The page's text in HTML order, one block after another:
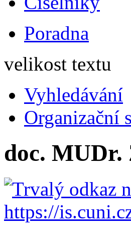
Poradna
velikost textu
Vyhledávání
Organizační
doc. MUDr.